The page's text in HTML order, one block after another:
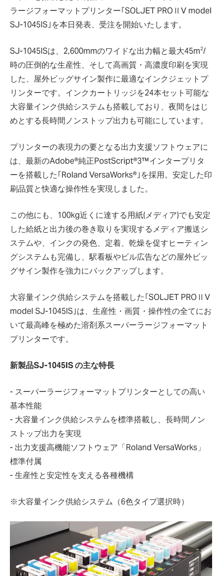
ラージフォーマットプリンター｢SOLJET PROⅡV model
SJ-1045IS｣を本日発表、受注を開始いたします。
SJ-1045ISは、2,600mmのワイドな出力幅と最大45m2/
時の圧倒的な生産性、そして高画質・高濃度印刷を実現
した、屋外ビッグサイン製作に最適なインクジェットプ
リンターです。インクカートリッジを24本セット可能な
大容量インク供給システムも搭載しており、夜間をはじ
めとする長時間ノンストップ出力も可能にしています。
プリンターの表現力の要となる出力支援ソフトウェアに
は、最新のAdobe®純正PostScript®3™インタープリタ
ーを搭載した｢Roland VersaWorks®｣を採用。安定した印
刷品質と快適な操作性を実現しました。
この他にも、100kg近くに達する用紙(メディア)でも安定
した給紙と出力後の巻き取りを実現するメディア搬送シ
ステムや、インクの発色、定着、乾燥を促すヒーティン
グシステムも完備し、駅看板やビル広告などの屋外ビッ
グサイン製作を強力にバックアップします。
大容量インク供給システムを搭載した｢SOLJET PROⅡV
model SJ-1045IS｣は、生産性・画質・操作性の全てにお
いて最高峰を極めた溶剤系スーパーラージフォーマット
プリンターです。
新製品SJ-1045IS の主な特長
- スーパーラージフォーマットプリンターとしての高い
基本性能
- 大容量インク供給システムを標準搭載し、長時間ノン
ストップ出力を実現
- 出力支援高機能ソフトウェア「Roland VersaWorks」
標準付属
- 生産性と安定性を支える各種機構
※大容量インク供給システム（6色タイプ選択時）